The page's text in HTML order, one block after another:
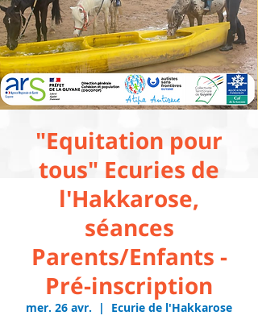
"Equitation pour
tous" Ecuries de
l'Hakkarose,
séances
Parents/Enfants -
Pré-inscription
mer. 26 avr.
  |
Ecurie de l'Hakkarose